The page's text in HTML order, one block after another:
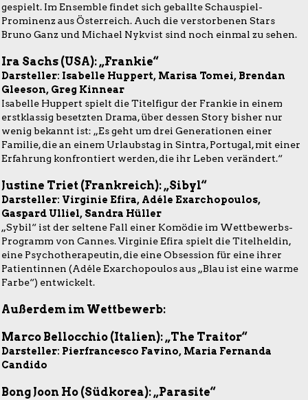
gespielt. Im Ensemble findet sich geballte Schauspiel-
Prominenz aus Österreich. Auch die verstorbenen Stars
Bruno Ganz und Michael Nykvist sind noch einmal zu sehen.
Ira Sachs (USA): „Frankie“
Darsteller: Isabelle Huppert, Marisa Tomei, Brendan
Gleeson, Greg Kinnear
Isabelle Huppert spielt die Titelfigur der Frankie in einem
erstklassig besetzten Drama, über dessen Story bisher nur
wenig bekannt ist: „Es geht um drei Generationen einer
Familie, die an einem Urlaubstag in Sintra, Portugal, mit einer
Erfahrung konfrontiert werden, die ihr Leben verändert.“
Justine Triet (Frankreich): „Sibyl“
Darsteller: Virginie Efira, Adéle Exarchopoulos,
Gaspard Ulliel, Sandra Hüller
„Sybil“ ist der seltene Fall einer Komödie im Wettbewerbs-
Programm von Cannes. Virginie Efira spielt die Titelheldin,
eine Psychotherapeutin, die eine Obsession für eine ihrer
Patientinnen (Adéle Exarchopoulos aus „Blau ist eine warme
Farbe“) entwickelt.
Außerdem im Wettbewerb:
Marco Bellocchio (Italien): „The Traitor“
Darsteller: Pierfrancesco Favino, Maria Fernanda
Candido
Bong Joon Ho (Südkorea): „Parasite“